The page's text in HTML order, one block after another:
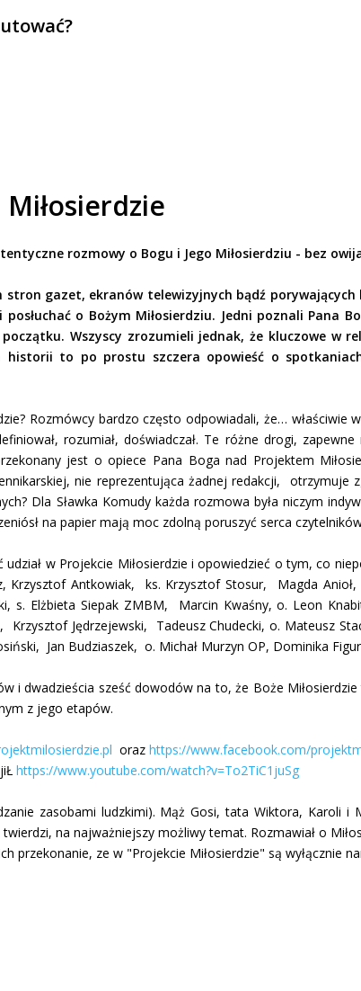
rozmowy o Bogu i Jego Miłosierdziu - bez
stron gazet, ekranów telewizyjnych bądź porywających
o Bożym Miłosierdziu. Jedni poznali Pana
Wszyscy zrozumieli jednak, że kluczowe w
historii to po prostu szczera opowieść o
Rozmówcy bardzo często odpowiadali, że… właściwie
rozumiał, doświadczał. Te różne drogi,
jest o opiece Pana Boga nad Projektem
nie reprezentująca żadnej redakcji, otrzymuje
Dla Sławka Komudy każda rozmowa była niczym
na papier mają moc zdolną poruszyć serca
udział w Projekcie Miłosierdzie i opowiedzieć o tym, co
Krzysztof Antkowiak, ks. Krzysztof Stosur, Magda
s. Elżbieta Siepak ZMBM, Marcin Kwaśny, o. Leon
Krzysztof Jędrzejewski, Tadeusz Chudecki, o. Mateusz
Jan Budziaszek, o. Michał Murzyn OP, Dominika
i dwadzieścia sześć dowodów na to, że Boże
z jego etapów.
oraz https://www.facebook.com/
https://www.youtube.com/watch?v=To2TiC1juSg
zasobami ludzkimi). Mąż Gosi, tata Wiktora, Karoli i
na najważniejszy możliwy temat. Rozmawiał o
przekonanie, ze w "Projekcie Miłosierdzie" są wyłącznie